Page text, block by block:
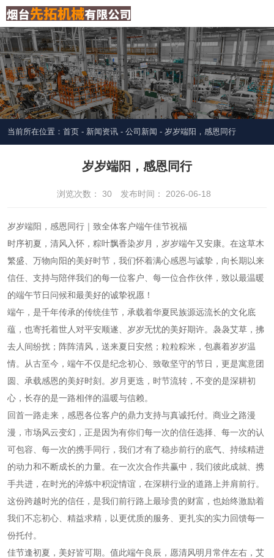
当前所在位置：首页 - 新闻资讯 - 公司新闻 - 岁岁端阳，感恩同行
岁岁端阳，感恩同行
浏览次数： 30 发布时间： 2026-06-18
岁岁端阳，感恩同行｜致全体客户端午佳节祝福
时序初夏，清风入怀，粽叶飘香染岁月，岁岁端午又安康。在这草木
繁盛、万物向阳的美好时节，我们怀着满心感恩与诚挚，向长期以来
信任、支持与陪伴我们的每一位客户、每一位合作伙伴，致以最温暖
的端午节日问候和最美好的诚挚祝愿！
端午，是千年传承的传统佳节，承载着华夏民族源远流长的文化底
蕴，也寄托着世人对平安顺遂、岁岁无忧的美好期许。袅袅艾草，拂
去人间纷扰；阵阵清风，送来夏日安然；粒粒粽米，包裹着岁岁温
情。从古至今，端午不仅是纪念初心、致敬坚守的节日，更是寓意团
圆、承载感恩的美好时刻。岁月更迭，时节流转，不变的是深耕初
心，长存的是一路相伴的温暖与信赖。
回首一路走来，感恩各位客户的鼎力支持与真诚托付。商业之路漫
漫，市场风云变幻，正是因为有你们每一次的信任选择、每一次的认
可包容、每一次的携手同行，我们才有了稳步前行的底气、持续精进
的动力和不断成长的力量。在一次次合作共赢中，我们彼此成就、携
手共进，在时光的淬炼中积淀情谊，在深耕行业的道路上并肩前行。
这份跨越时光的信任，是我们前行路上最珍贵的财富，也始终激励着
我们不忘初心、精益求精，以更优质的服务、更扎实的实力回馈每一
份托付。
佳节逢初夏，美好皆可期。值此端午良辰，愿清风明月常伴左右，艾